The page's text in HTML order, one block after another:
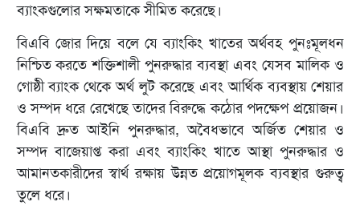
ব্যাংকগুলোর সক্ষমতাকে সীমিত করেছে।
বিএবি জোর দিয়ে বলে যে ব্যাংকিং খাতের অর্থবহ পুনঃমূলধন
নিশ্চিত করতে শক্তিশালী পুনরুদ্ধার ব্যবস্থা এবং যেসব মালিক ও
গোষ্ঠী ব্যাংক থেকে অর্থ লুট করেছে এবং আর্থিক ব্যবস্থায় শেয়ার
ও সম্পদ ধরে রেখেছে তাদের বিরুদ্ধে কঠোর পদক্ষেপ প্রয়োজন।
বিএবি দ্রুত আইনি পুনরুদ্ধার, অবৈধভাবে অর্জিত শেয়ার ও
সম্পদ বাজেয়াপ্ত করা এবং ব্যাংকিং খাতে আস্থা পুনরুদ্ধার ও
আমানতকারীদের স্বার্থ রক্ষায় উন্নত প্রয়োগমূলক ব্যবস্থার গুরুত্ব
তুলে ধরে।